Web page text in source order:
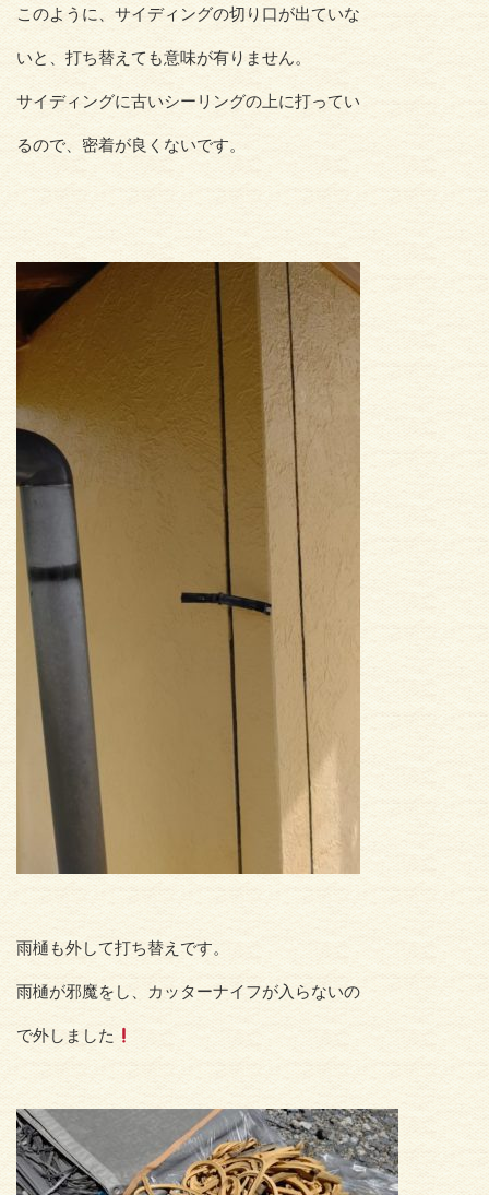
このように、サイディングの切り口が出ていな
いと、打ち替えても意味が有りません。
サイディングに古いシーリングの上に打ってい
るので、密着が良くないです。
雨樋も外して打ち替えです。
雨樋が邪魔をし、カッターナイフが入らないの
で外しました